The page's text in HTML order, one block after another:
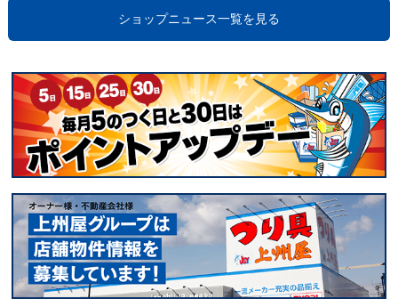
ショップニュース一覧を見る